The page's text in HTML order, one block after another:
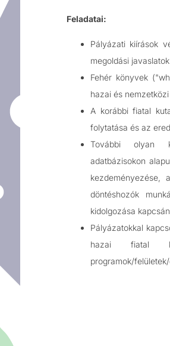
Feladatai:
Pályázati kiírások
megoldási
Fehér könyvek
hazai és
A korábbi fiatal
folytatása és az
További olyan
adatbázisokon
kezdeményezése,
döntéshozók
kidolgozása
Pályázatokkal
hazai fiatal
programok/